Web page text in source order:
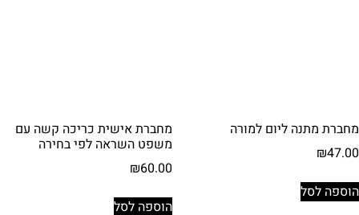
מחברת מתנה ליום למורה
₪47.00
הוספה לסל
מחברת אישית כריכה קשה עם
משפט השראה לפי בחירה
₪60.00
הוספה לסל